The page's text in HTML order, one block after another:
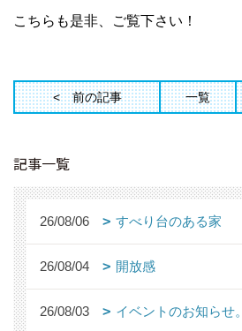
こちらも是非、ご覧下さい！
前の記事 一覧
記事一覧
26/08/06 すべり台のある家
26/08/04 開放感
26/08/03 イベントのお知らせ。